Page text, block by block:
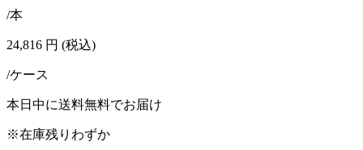
/本
24,816 円 (税込)
/ケース
本日中に送料無料でお届け
※在庫残りわずか